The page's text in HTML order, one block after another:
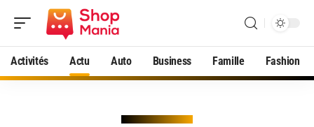
Activités Actu Auto Business Famille Fashion